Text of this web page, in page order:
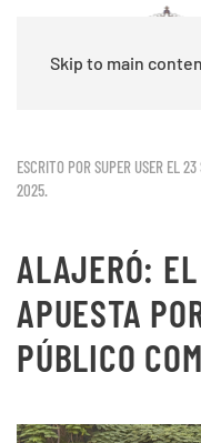
Skip to main
ESCRITO POR SUPER USER EL23
2025.
ALAJERÓ: EL
APUESTA
PÚBLICO